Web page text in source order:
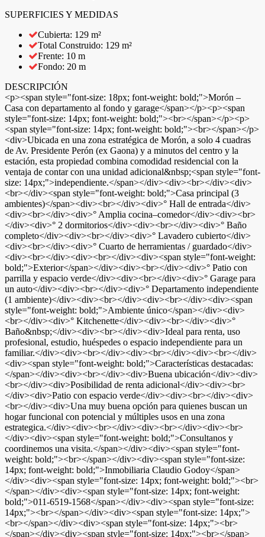
SUPERFICIES Y MEDIDAS
Cubierta: 129 m²
Total Construido: 129 m²
Frente: 10 m
Fondo: 20 m
DESCRIPCIÓN
<p><span style="font-size: 18px; font-weight: bold;">Morón –
Casa con departamento al fondo y garage</span></p><p><span
style="font-size: 14px; font-weight: bold;"><br></span></p><p>
<span style="font-size: 14px; font-weight: bold;"><br></span></p>
<div>Ubicada en una zona estratégica de Morón, a solo 4 cuadras
de Av. Presidente Perón (ex Gaona) y a minutos del centro y la
estación, esta propiedad combina comodidad residencial con la
ventaja de contar con una unidad adicional&nbsp;<span style="font-
size: 14px;">independiente.</span></div><div><br></div><div>
<br></div><span style="font-weight: bold;">Casa principal (3
ambientes)</span><div><br></div><div>° Hall de entrada</div>
<div><br></div><div>° Amplia cocina–comedor</div><div><br>
</div><div>° 2 dormitorios</div><div><br></div><div>° Baño
completo</div><div><br></div><div>° Lavadero cubierto</div>
<div><br></div><div>° Cuarto de herramientas / guardado</div>
<div><br></div><div><br></div><div><span style="font-weight:
bold;">Exterior</span></div><div><br></div><div>° Patio con
parrilla y espacio verde</div><div><br></div><div>° Garage para
un auto</div><div><br></div><div>° Departamento independiente
(1 ambiente)</div><div><br></div><div><br></div><div><span
style="font-weight: bold;">Ambiente único</span></div><div>
<br></div><div>° Kitchenette</div><div><br></div><div>°
Baño&nbsp;</div><div><br></div><div>Ideal para renta, uso
profesional, estudio, huéspedes o espacio independiente para un
familiar.</div><div><br></div><div><br></div><div><br></div>
<div><span style="font-weight: bold;">Características destacadas:
</span></div><div><br></div><div>Buena ubicación</div><div>
<br></div><div>Posibilidad de renta adicional</div><div><br>
</div><div>Patio con espacio verde</div><div><br></div><div>
<br></div><div>Una muy buena opción para quienes buscan un
hogar funcional con potencial y múltiples usos en una zona
estrategica.</div><div><br></div><div><br></div><div><br>
</div><div><span style="font-weight: bold;">Consultanos y
coordinemos una visita.</span></div><div><span style="font-
weight: bold;"><br></span></div><div><span style="font-size:
14px; font-weight: bold;">Inmobiliaria Claudio Godoy</span>
</div><div><span style="font-size: 14px; font-weight: bold;"><br>
</span></div><div><span style="font-size: 14px; font-weight:
bold;">011-6519-1568</span></div><div><span style="font-size:
14px;"><br></span></div><div><span style="font-size: 14px;">
<br></span></div><div><span style="font-size: 14px;"><br>
</span></div><div><span style="font-size: 14px;"><br></span>